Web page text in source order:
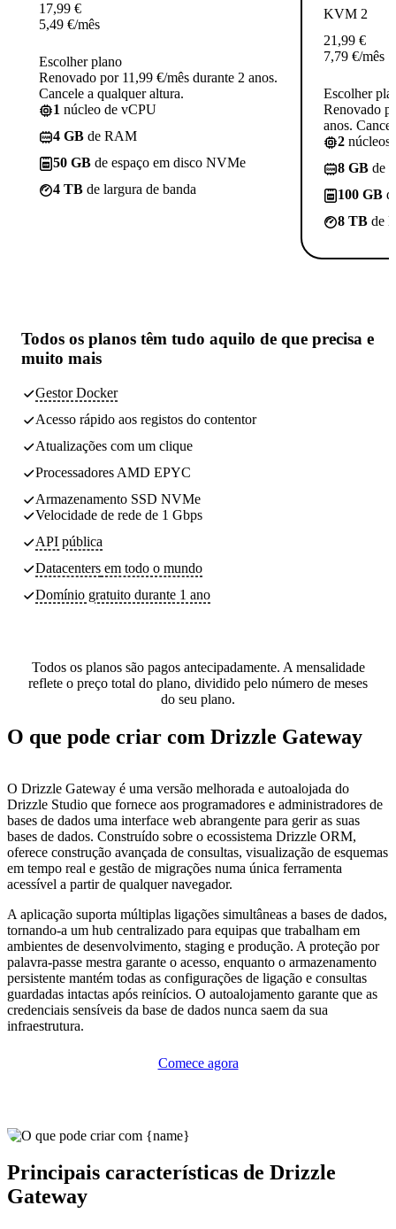
17,99 €
5,49 €/mês
Escolher plano
Renovado por 11,99 €/mês durante 2 anos.
Cancele a qualquer altura.
1 núcleo de vCPU
4 GB de RAM
50 GB de espaço em disco NVMe
4 TB de largura de banda
KVM 2
21,99 €
7,79 €/mês
Escolher
Renovado
anos.
2 núcleos
8 GB de
100 GB
8 TB de
Todos os planos têm tudo aquilo de que precisa e
muito mais
Gestor Docker
Acesso rápido aos registos do contentor
Atualizações com um clique
Processadores AMD EPYC
Armazenamento SSD NVMe
Velocidade de rede de 1 Gbps
API pública
Datacenters em todo o mundo
Domínio gratuito durante 1 ano
Todos os planos são pagos antecipadamente. A mensalidade
reflete o preço total do plano, dividido pelo número de meses
do seu plano.
O que pode criar com Drizzle Gateway
O Drizzle Gateway é uma versão melhorada e autoalojada do
Drizzle Studio que fornece aos programadores e administradores de
bases de dados uma interface web abrangente para gerir as suas
bases de dados. Construído sobre o ecossistema Drizzle ORM,
oferece construção avançada de consultas, visualização de esquemas
em tempo real e gestão de migrações numa única ferramenta
acessível a partir de qualquer navegador.
A aplicação suporta múltiplas ligações simultâneas a bases de dados,
tornando-a um hub centralizado para equipas que trabalham em
ambientes de desenvolvimento, staging e produção. A proteção por
palavra-passe mestra garante o acesso, enquanto o armazenamento
persistente mantém todas as configurações de ligação e consultas
guardadas intactas após reinícios. O autoalojamento garante que as
credenciais sensíveis da base de dados nunca saem da sua
infraestrutura.
Comece agora
Principais características de Drizzle
Gateway